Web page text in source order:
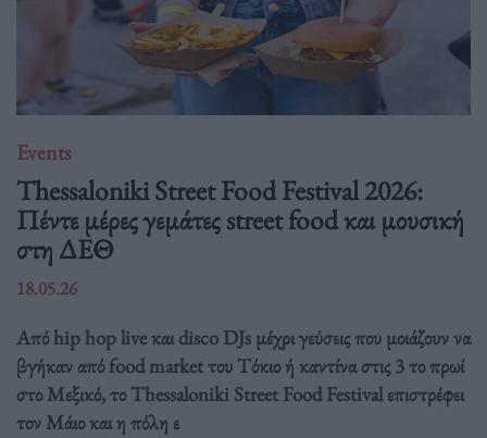
Events
Thessaloniki Street Food Festival 2026:
Πέντε μέρες γεμάτες street food και μουσική
στη ΔΕΘ
18.05.26
Από hip hop live και disco DJs μέχρι γεύσεις που μοιάζουν να
βγήκαν από food market του Τόκιο ή καντίνα στις 3 το πρωί
στο Μεξικό, το Thessaloniki Street Food Festival επιστρέφει
τον Μάιο και η πόλη ε